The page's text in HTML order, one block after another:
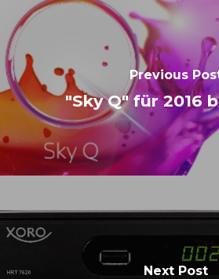
Previous
"Sky Q" für 2016
Next Post